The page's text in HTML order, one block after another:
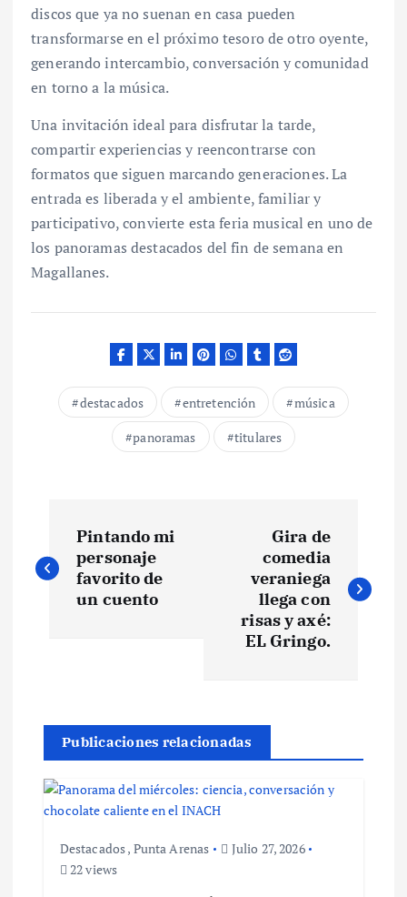
discos que ya no suenan en casa pueden
transformarse en el próximo tesoro de otro oyente,
generando intercambio, conversación y comunidad
en torno a la música.
Una invitación ideal para disfrutar la tarde,
compartir experiencias y reencontrarse con
formatos que siguen marcando generaciones. La
entrada es liberada y el ambiente, familiar y
participativo, convierte esta feria musical en uno de
los panoramas destacados del fin de semana en
Magallanes.
destacados entretención
música
panoramas
titulares
a
c
Pintando mi
personaje
favorito de
un cuento
Gira de
comedia
veraniega
llega con
risas y axé:
EL Gringo.
Publicaciones relacionadas
Destacados, Punta Arenas
Julio 27, 2026
22 views